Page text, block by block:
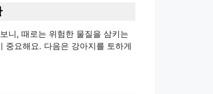
니, 때로는 위험한 물질을 삼키는
중요해요. 다음은 강아지를 토하게